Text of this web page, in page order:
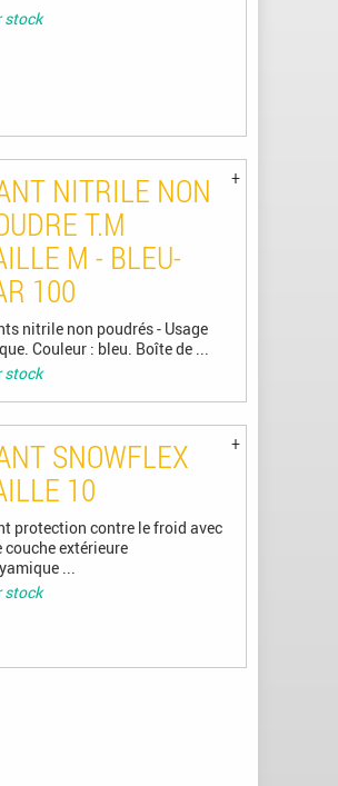
stock
NITRILE NON
T.M
M - BLEU-
100
nitrile non poudrés - Usage
Couleur : bleu. Boîte de ...
stock
SNOWFLEX
10
protection contre le froid avec
couche extérieure
...
stock